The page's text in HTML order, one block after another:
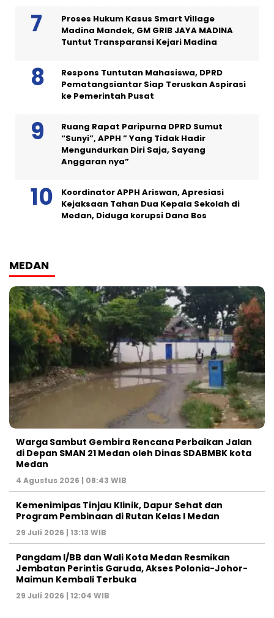
Proses Hukum Kasus Smart Village
Madina Mandek, GM GRIB JAYA MADINA
Tuntut Transparansi Kejari Madina
Respons Tuntutan Mahasiswa, DPRD
Pematangsiantar Siap Teruskan Aspirasi
ke Pemerintah Pusat
Ruang Rapat Paripurna DPRD Sumut
“Sunyi”, APPH ” Yang Tidak Hadir
Mengundurkan Diri Saja, Sayang
Anggaran nya”
Koordinator APPH Ariswan, Apresiasi
Kejaksaan Tahan Dua Kepala Sekolah di
Medan, Diduga korupsi Dana Bos
MEDAN
Warga Sambut Gembira Rencana Perbaikan Jalan
di Depan SMAN 21 Medan oleh Dinas SDABMBK kota
Medan
4 Agustus 2026 | 08:43 WIB
Kemenimipas Tinjau Klinik, Dapur Sehat dan
Program Pembinaan di Rutan Kelas I Medan
29 Juli 2026 | 13:13 WIB
Pangdam I/BB dan Wali Kota Medan Resmikan
Jembatan Perintis Garuda, Akses Polonia-Johor-
Maimun Kembali Terbuka
29 Juli 2026 | 12:04 WIB